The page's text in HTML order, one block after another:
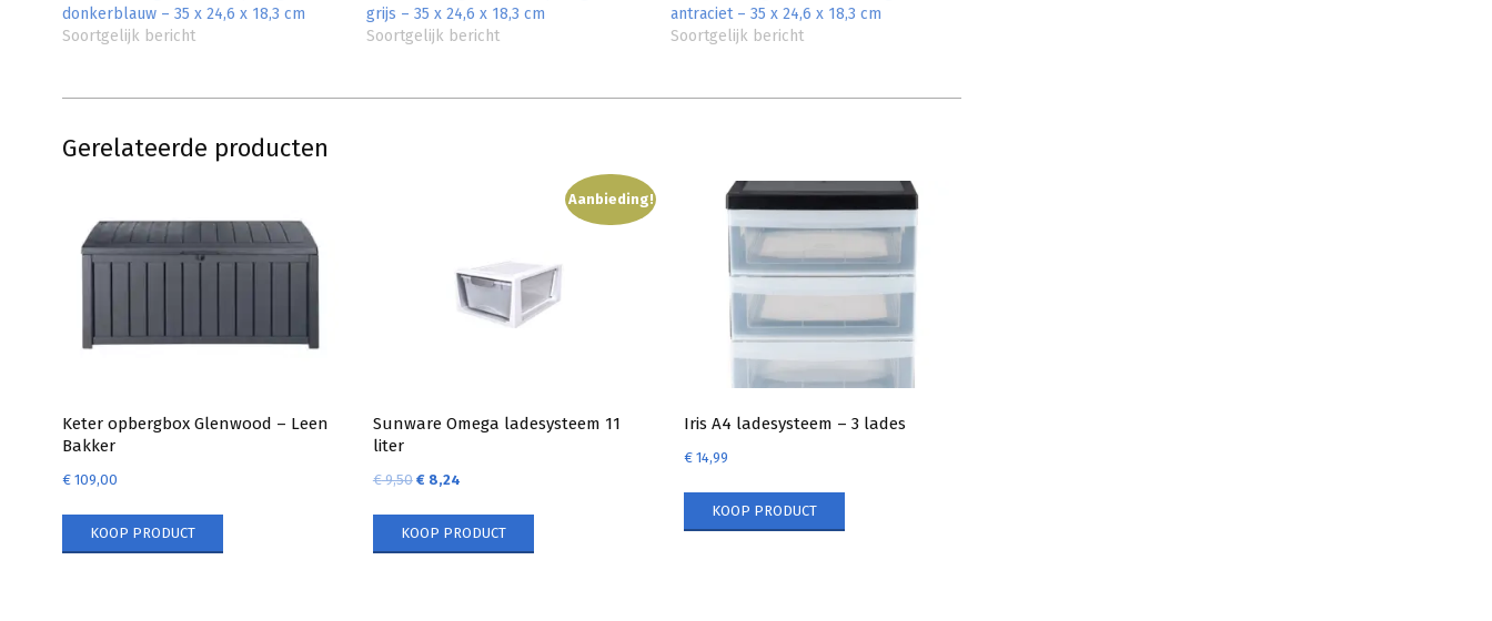
donkerblauw – 35 x 24,6 x 18,3 cm
Soortgelijk bericht
grijs – 35 x 24,6 x 18,3 cm
Soortgelijk bericht
antraciet – 35 x 24,6 x 18,3 cm
Soortgelijk bericht
Gerelateerde producten
Keter opbergbox Glenwood – Leen
Bakker
€ 109,00
KOOP PRODUCT
Aanbieding!
Sunware Omega ladesysteem 11
liter
€9,50 €8,24
KOOP PRODUCT
Iris A4 ladesysteem – 3 lades
€14,99
KOOP PRODUCT